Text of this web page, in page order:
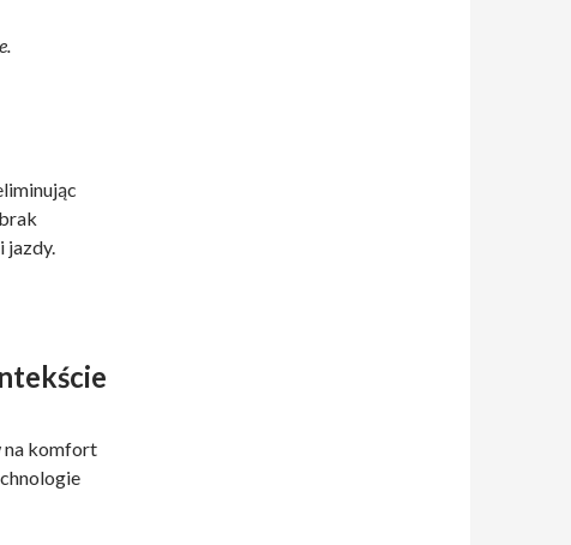
jazdy.
na komfort